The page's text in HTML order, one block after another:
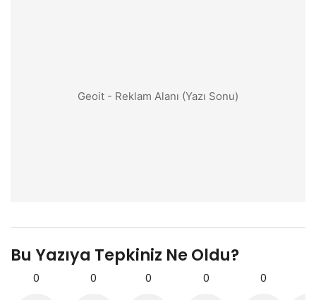
Geoit - Reklam Alanı (Yazı Sonu)
Bu Yazıya Tepkiniz Ne Oldu?
0 0 0 0 0